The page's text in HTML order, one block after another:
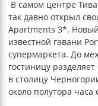
В самом центре
так давно открыл
Apartments 3*. Новый
известной гавани
супермаркета. До
гостиницу
в столицу
около полутора часа